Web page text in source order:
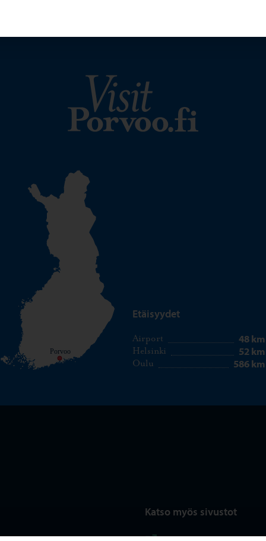
Porvoo
Etäisyydet
Airport 48 km
Helsinki 52 km
Oulu 586 km
Katso myös sivustot